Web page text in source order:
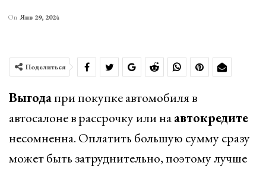
On Янв 29, 2024
Поделиться
Выгодапри покупке автомобиля в
автосалоне в рассрочку или наавтокредите
несомненна. Оплатить большую сумму сразу
может быть затруднительно, поэтому лучше